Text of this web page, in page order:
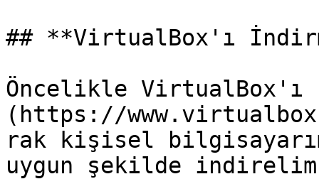
## **VirtualBox'ı
Öncelikle VirtualBox'ı
(https://
rak kişisel
uygun şekilde